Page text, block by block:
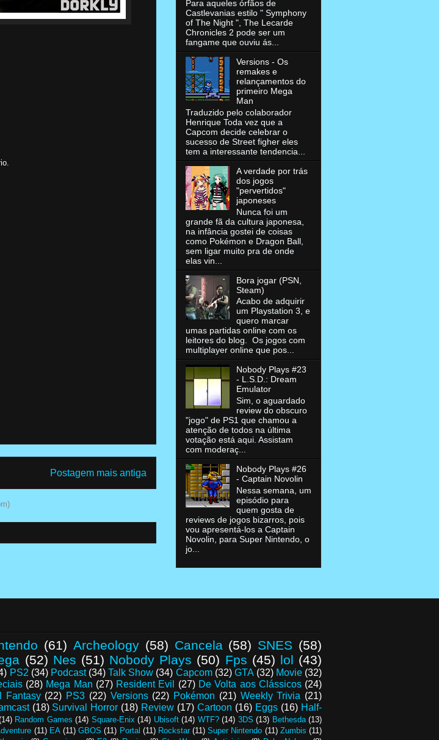
Postagem mais antiga
Para aqueles órfãos de
Castlevanias estilo " Symphony
of The Night ", The Lecarde
Chronicles 2 pode ser um
fangame que ouviu ás...
Versions - Os
remakes e
relançamentos do
primeiro Mega
Man
Traduzido pelo colaborador
Henrique Toda vez que a
Capcom decide celebrar o
sucesso de Street figher eles
tem a interessante tendencia...
A verdade por trás
dos jogos
"pervertidos"
japoneses
Nunca foi um
grande fã da cultura japonesa,
na infância gostei de coisas
como Pokémon e Dragon Ball,
sem ligar muito pra de onde
elas vin...
Bora jogar (PSN,
Steam)
Acabo de adquirir
um Playstation 3, e
quero marcar
umas partidas online com os
leitores do blog. Os jogos com
multiplayer online que pos...
Nobody Plays #23
- L.S.D.: Dream
Emulator
Sim, o aguardado
review do obscuro
"jogo" de PS1 que chamou a
atenção de todos na última
votação está aqui. Assistam
com moderaç...
Nobody Plays #26
- Captain Novolin
Nessa semana, um
episódio para
quem gosta de
reviews de jogos bizarros, pois
vou apresentá-los a Captain
Novolin, para Super Nintendo, o
jo...
(61) Archeology (58) Cancela (58) SNES (58)
(52) Nes (51) Nobody Plays (50) Fps (45) lol (43)
PS2 (34) Podcast (34) Talk Show (34) Capcom (32) GTA (32) Movie (32)
(28) Mega Man (27) Resident Evil (27) De Volta aos Clássicos (24)
Fantasy (22) PS3 (22) Versions (22) Pokémon (21) Weekly Trivia (21)
(18) Survival Horror (18) Review (17) Cartoon (16) Eggs (16) Half-
Random Games (14) Square-Enix (14) Ubisoft (14) WTF? (14) 3DS (13) Bethesda (13)
(11) EA (11) GBOS (11) Portal (11) Rockstar (11) Super Nintendo (11) Zumbis (11)